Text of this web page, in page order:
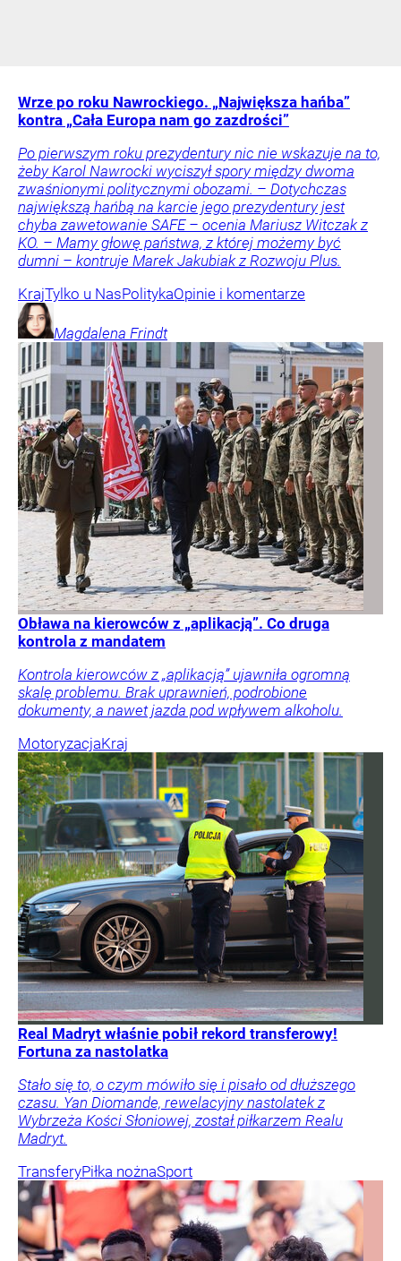
Wrze po roku Nawrockiego. „Największa hańba”
kontra „Cała Europa nam go zazdrości”
Po pierwszym roku prezydentury nic nie wskazuje na to,
żeby Karol Nawrocki wyciszył spory między dwoma
zwaśnionymi politycznymi obozami. – Dotychczas
największą hańbą na karcie jego prezydentury jest
chyba zawetowanie SAFE – ocenia Mariusz Witczak z
KO. – Mamy głowę państwa, z której możemy być
dumni – kontruje Marek Jakubiak z Rozwoju Plus.
KrajTylko u NasPolitykaOpinie i komentarze
Magdalena Frindt
Obława na kierowców z „aplikacją”. Co druga
kontrola z mandatem
Kontrola kierowców z „aplikacją” ujawniła ogromną
skalę problemu. Brak uprawnień, podrobione
dokumenty, a nawet jazda pod wpływem alkoholu.
MotoryzacjaKraj
Real Madryt właśnie pobił rekord transferowy!
Fortuna za nastolatka
Stało się to, o czym mówiło się i pisało od dłuższego
czasu. Yan Diomande, rewelacyjny nastolatek z
Wybrzeża Kości Słoniowej, został piłkarzem Realu
Madryt.
TransferyPiłka nożnaSport